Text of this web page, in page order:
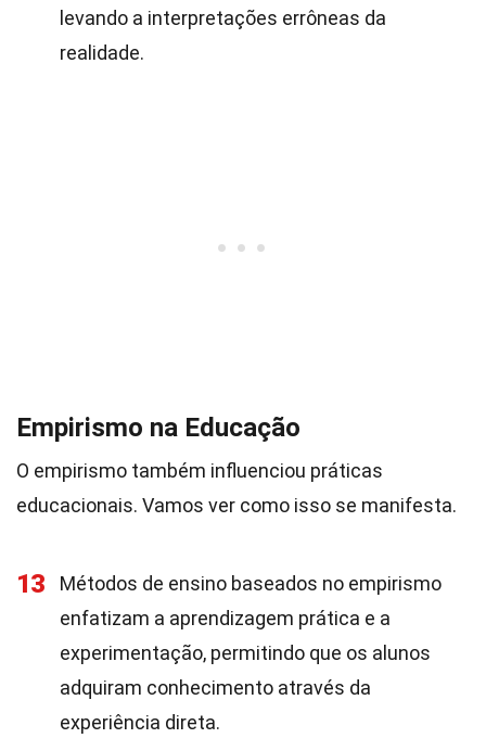
levando a interpretações errôneas da
realidade.
Empirismo na Educação
O empirismo também influenciou práticas
educacionais. Vamos ver como isso se manifesta.
13
Métodos de ensino baseados no empirismo
enfatizam a aprendizagem prática e a
experimentação, permitindo que os alunos
adquiram conhecimento através da
experiência direta.